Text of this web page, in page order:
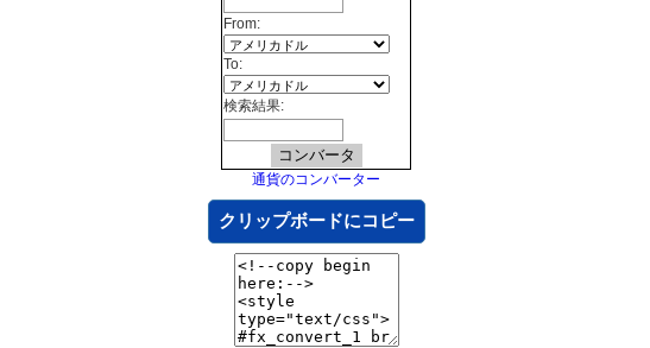
From:
To:
検索結果:
通貨のコンバーター
クリップボードにコピー